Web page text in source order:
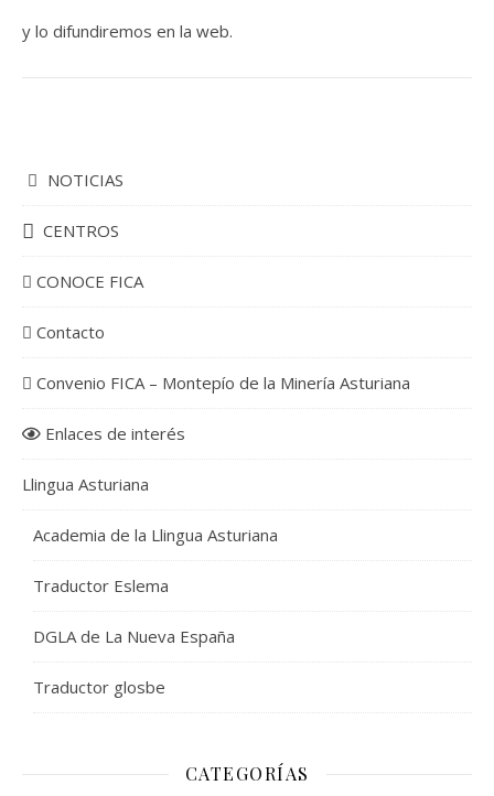
y lo difundiremos en la web.
NOTICIAS
CENTROS
CONOCE FICA
Contacto
Convenio FICA – Montepío de la Minería Asturiana
Enlaces de interés
Llingua Asturiana
Academia de la Llingua Asturiana
Traductor Eslema
DGLA de La Nueva España
Traductor glosbe
CATEGORÍAS